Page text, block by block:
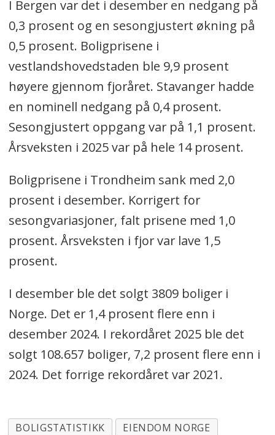
I Bergen var det i desember en nedgang på
0,3 prosent og en sesongjustert økning på
0,5 prosent. Boligprisene i
vestlandshovedstaden ble 9,9 prosent
høyere gjennom fjoråret. Stavanger hadde
en nominell nedgang på 0,4 prosent.
Sesongjustert oppgang var på 1,1 prosent.
Årsveksten i 2025 var på hele 14 prosent.
Boligprisene i Trondheim sank med 2,0
prosent i desember. Korrigert for
sesongvariasjoner, falt prisene med 1,0
prosent. Årsveksten i fjor var lave 1,5
prosent.
I desember ble det solgt 3809 boliger i
Norge. Det er 1,4 prosent flere enn i
desember 2024. I rekordåret 2025 ble det
solgt 108.657 boliger, 7,2 prosent flere enn i
2024. Det forrige rekordåret var 2021.
BOLIGSTATISTIKK
EIENDOM NORGE